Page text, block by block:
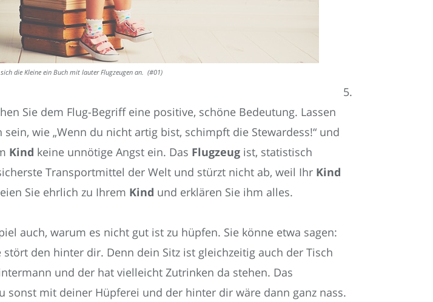
die Kleine ein Buch mit lauter Flugzeugen an. (#01)
5.
Sie dem Flug-Begriff eine positive, schöne Bedeutung. Lassen
sein, wie „Wenn du nicht artig bist, schimpft die Stewardess!“ und
Kind keine unnötige Angst ein. Das Flugzeug ist, statistisch
Transportmittel der Welt und stürzt nicht ab, weil Ihr Kind
Sie ehrlich zu Ihrem Kind und erklären Sie ihm alles.
auch, warum es nicht gut ist zu hüpfen. Sie könne etwa sagen:
stört den hinter dir. Denn dein Sitz ist gleichzeitig auch der Tisch
und der hat vielleicht Zutrinken da stehen. Das
sonst mit deiner Hüpferei und der hinter dir wäre dann ganz nass.